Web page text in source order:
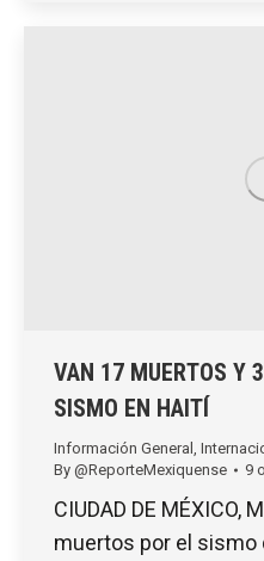
VAN 17 MUERTOS Y
SISMO EN HAITÍ
Información General
By @ReporteMexiquense 9
CIUDAD DE MÉXICO,
muertos por el sismo